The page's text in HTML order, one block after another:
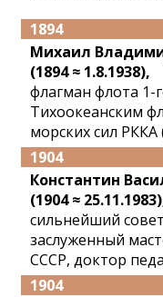
1894
Михаил
(1894 ≈ 1.8.1938),
флагман флота
Тихоокеанским
морских сил РККА
1904
Константин
(1904 ≈
сильнейший
заслуженный
СССР, доктор
1904